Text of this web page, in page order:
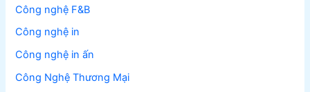
Công nghệ F&B
Công nghệ in
Công nghệ in ấn
Công Nghệ Thương Mại